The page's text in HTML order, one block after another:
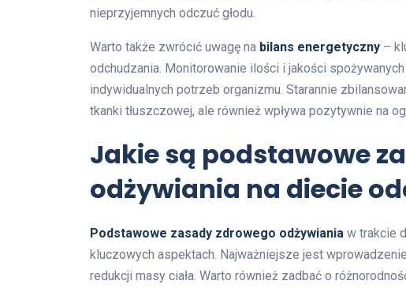
nieprzyjemnych odczuć głodu.
Warto także zwrócić uwagę na bilans energetyczny –
odchudzania. Monitorowanie ilości i jakości
indywidualnych potrzeb organizmu. Starannie
tkanki tłuszczowej, ale również wpływa pozytywnie na
Jakie są podstawowe
odżywiania na diecie
Podstawowe zasady zdrowego odżywiania w trakcie
kluczowych aspektach. Najważniejsze jest wprowadzenie
redukcji masy ciała. Warto również zadbać o